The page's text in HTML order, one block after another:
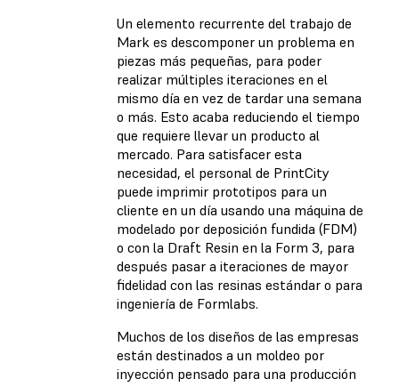
Un elemento recurrente del trabajo de
Mark es descomponer un problema en
piezas más pequeñas, para poder
realizar múltiples iteraciones en el
mismo día en vez de tardar una semana
o más. Esto acaba reduciendo el tiempo
que requiere llevar un producto al
mercado. Para satisfacer esta
necesidad, el personal de PrintCity
puede imprimir prototipos para un
cliente en un día usando una máquina de
modelado por deposición fundida (FDM)
o con la Draft Resin en la Form 3, para
después pasar a iteraciones de mayor
fidelidad con las resinas estándar o para
ingeniería de Formlabs.
Muchos de los diseños de las empresas
están destinados a un moldeo por
inyección pensado para una producción